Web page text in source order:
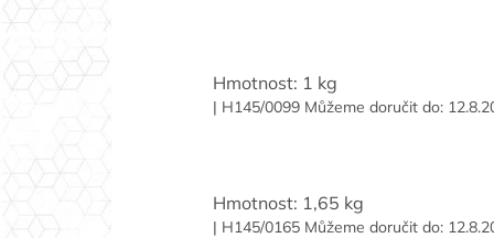
Hmotnost: 1 kg
| H145/0099 Můžeme doručit do:
Hmotnost: 1,65 kg
| H145/0165 Můžeme doručit do: